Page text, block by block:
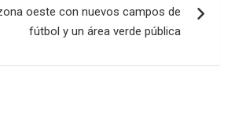
oeste con nuevos campos de
fútbol y un área verde pública